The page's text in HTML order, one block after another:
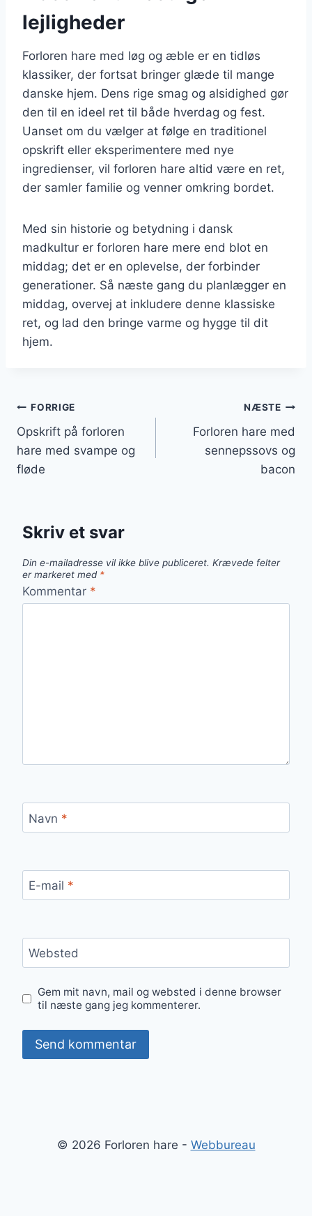
lejligheder
Forloren hare med løg og æble er en tidløs
klassiker, der fortsat bringer glæde til mange
danske hjem. Dens rige smag og alsidighed gør
den til en ideel ret til både hverdag og fest.
Uanset om du vælger at følge en traditionel
opskrift eller eksperimentere med nye
ingredienser, vil forloren hare altid være en ret,
der samler familie og venner omkring bordet.
Med sin historie og betydning i dansk
madkultur er forloren hare mere end blot en
middag; det er en oplevelse, der forbinder
generationer. Så næste gang du planlægger en
middag, overvej at inkludere denne klassiske
ret, og lad den bringe varme og hygge til dit
hjem.
Indlægsnavigation
FORRIGE
Opskrift på forloren
hare med svampe og
fløde
NÆSTE
Forloren hare med
sennepssovs og
bacon
Skriv et svar
Din e-mailadresse vil ikke blive publiceret. Krævede felter
er markeret med *
Kommentar *
Navn *
E-mail *
Websted
Gem mit navn, mail og websted i denne browser
til næste gang jeg kommenterer.
© 2026 Forloren hare - Webbureau